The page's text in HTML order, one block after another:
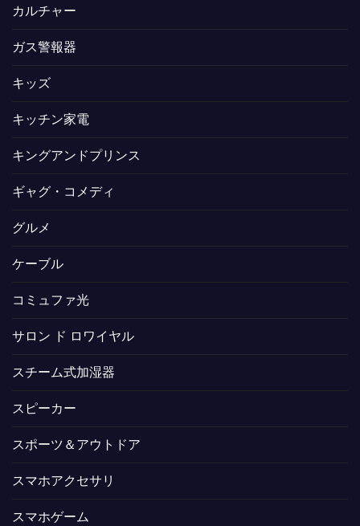
カルチャー
ガス警報器
キッズ
キッチン家電
キングアンドプリンス
ギャグ・コメディ
グルメ
ケーブル
コミュファ光
サロン ド ロワイヤル
スチーム式加湿器
スピーカー
スポーツ＆アウトドア
スマホアクセサリ
スマホゲーム